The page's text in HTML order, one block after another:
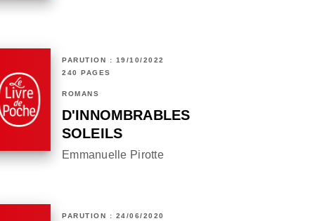
PARUTION : 19/10/2022
240 PAGES
ROMANS
D'INNOMBRABLES
SOLEILS
Emmanuelle Pirotte
PARUTION : 24/06/2020